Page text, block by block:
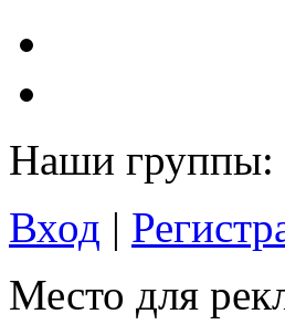
Наши группы:
Вход |
Место для